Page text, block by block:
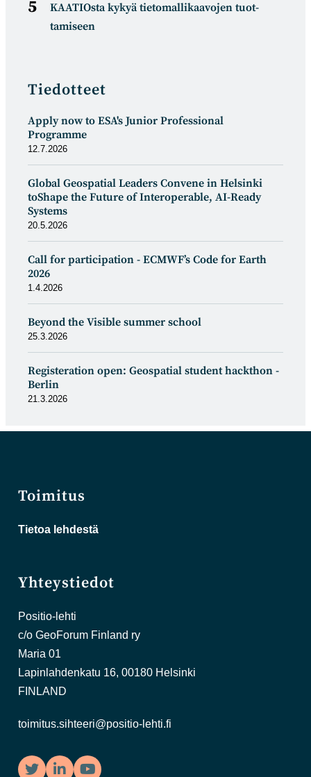
KAATIOsta kykyä tietomal­likaa­vojen tuot­
tamiseen
Tiedotteet
Apply now to ESA's Junior Professional
Programme
12.7.2026
Global Geospatial Leaders Convene in Helsinki
toShape the Future of Interoperable, AI-Ready
Systems
20.5.2026
Call for participation - ECMWF’s Code for Earth
2026
1.4.2026
Beyond the Visible summer school
25.3.2026
Registeration open: Geospatial student hackthon -
Berlin
21.3.2026
Toimitus
Tietoa lehdestä
Yhteystiedot
Positio-lehti
c/o GeoForum Finland ry
Maria 01
Lapinlahdenkatu 16, 00180 Helsinki
FINLAND
toimitus.sihteeri@positio-lehti.fi
TwitterLinkedInYouTube